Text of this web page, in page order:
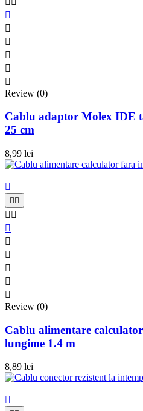






Review (0)
Cablu adaptor Molex IDE
25 cm
8,99 lei

 
 






Review (0)
Cablu alimentare
lungime 1.4 m
8,89 lei
